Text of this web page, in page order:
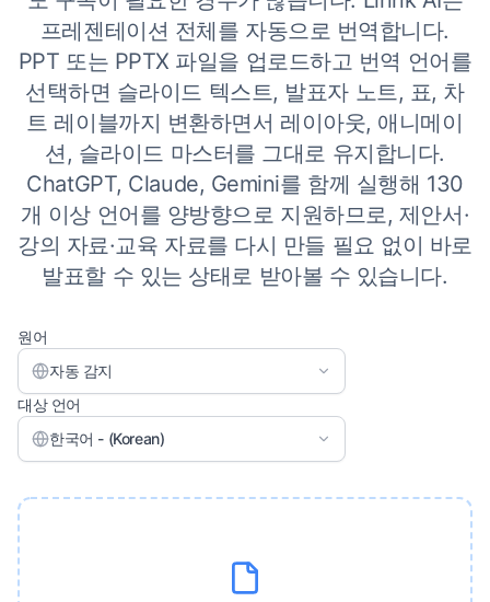
프레젠테이션 전체를 자동으로 번역합니다.
PPT 또는 PPTX 파일을 업로드하고 번역 언어를
선택하면 슬라이드 텍스트, 발표자 노트, 표, 차
트 레이블까지 변환하면서 레이아웃, 애니메이
션, 슬라이드 마스터를 그대로 유지합니다.
ChatGPT, Claude, Gemini를 함께 실행해 130
개 이상 언어를 양방향으로 지원하므로, 제안서·
강의 자료·교육 자료를 다시 만들 필요 없이 바로
발표할 수 있는 상태로 받아볼 수 있습니다.
원어
자동 감지
대상 언어
한국어 - (Korean)